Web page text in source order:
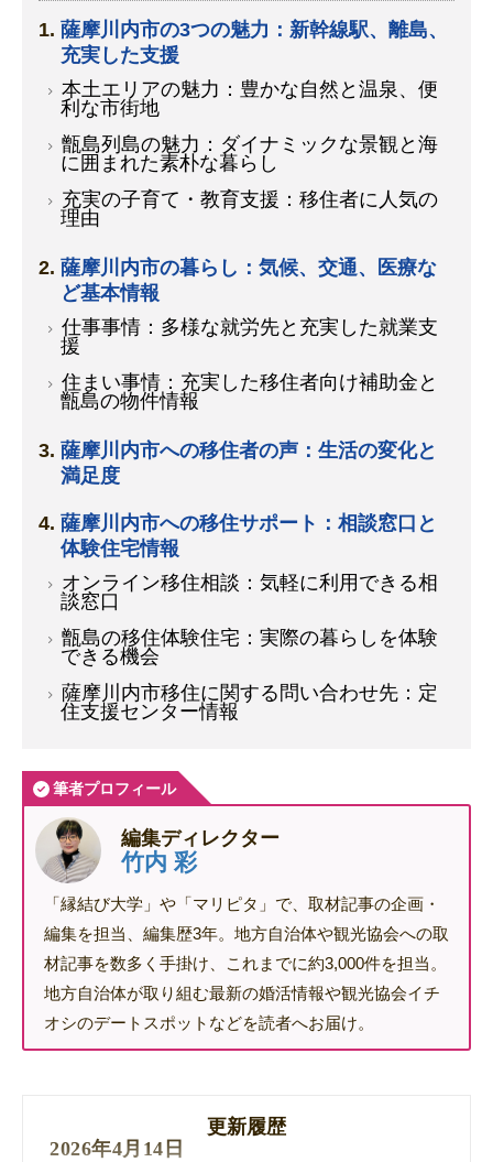
薩摩川内市の3つの魅力：新幹線駅、離島、
充実した支援
本土エリアの魅力：豊かな自然と温泉、便
利な市街地
甑島列島の魅力：ダイナミックな景観と海
に囲まれた素朴な暮らし
充実の子育て・教育支援：移住者に人気の
理由
薩摩川内市の暮らし：気候、交通、医療な
ど基本情報
仕事事情：多様な就労先と充実した就業支
援
住まい事情：充実した移住者向け補助金と
甑島の物件情報
薩摩川内市への移住者の声：生活の変化と
満足度
薩摩川内市への移住サポート：相談窓口と
体験住宅情報
オンライン移住相談：気軽に利用できる相
談窓口
甑島の移住体験住宅：実際の暮らしを体験
できる機会
薩摩川内市移住に関する問い合わせ先：定
住支援センター情報
筆者プロフィール
編集ディレクター
竹内 彩
「縁結び大学」や「マリピタ」で、取材記事の企画・
編集を担当、編集歴3年。地方自治体や観光協会への取
材記事を数多く手掛け、これまでに約3,000件を担当。
地方自治体が取り組む最新の婚活情報や観光協会イチ
オシのデートスポットなどを読者へお届け。
更新履歴
2026年4月14日